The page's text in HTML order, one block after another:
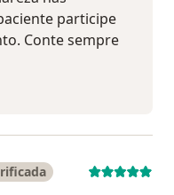
participe
Conte sempre